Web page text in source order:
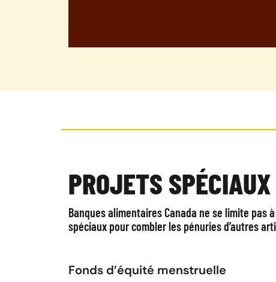
PROJETS SPÉCIAUX
Banques alimentaires Canada ne se limite
spéciaux pour combler les pénuries d’autres
Fonds d’équité menstruelle